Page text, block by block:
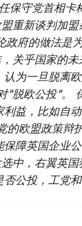
保守党首相
重新谈判加
府的做法是
关乎国家的
为一旦脱离
"脱欧公投"。
益，比如自
的欧盟政策
障英国企业
中，右翼英
公投，工党和